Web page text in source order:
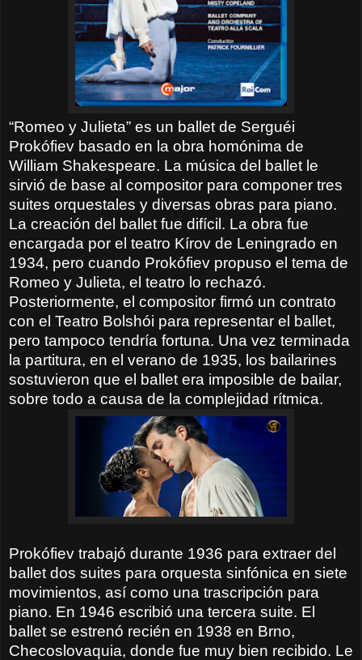
“Romeo y Julieta” es un ballet de Serguéi
Prokófiev basado en la obra homónima de
William Shakespeare. La música del ballet le
sirvió de base al compositor para componer tres
suites orquestales y diversas obras para piano.
La creación del ballet fue difícil. La obra fue
encargada por el teatro Kírov de Leningrado en
1934, pero cuando Prokófiev propuso el tema de
Romeo y Julieta, el teatro lo rechazó.
Posteriormente, el compositor firmó un contrato
con el Teatro Bolshói para representar el ballet,
pero tampoco tendría fortuna. Una vez terminada
la partitura, en el verano de 1935, los bailarines
sostuvieron que el ballet era imposible de bailar,
sobre todo a causa de la complejidad rítmica.
Prokófiev trabajó durante 1936 para extraer del
ballet dos suites para orquesta sinfónica en siete
movimientos, así como una trascripción para
piano. En 1946 escribió una tercera suite. El
ballet se estrenó recién en 1938 en Brno,
Checoslovaquia, donde fue muy bien recibido. Le